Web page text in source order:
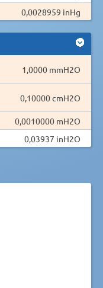
0,0028959 inHg
1,0000 mmH2O
0,10000 cmH2O
0,0010000 mH2O
0,03937 inH2O